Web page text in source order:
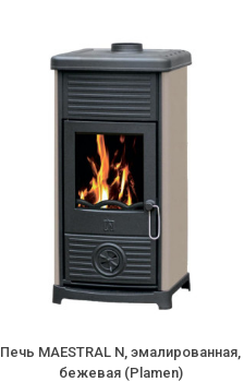
Печь MAESTRAL N, эмалированная,
бежевая (Plamen)